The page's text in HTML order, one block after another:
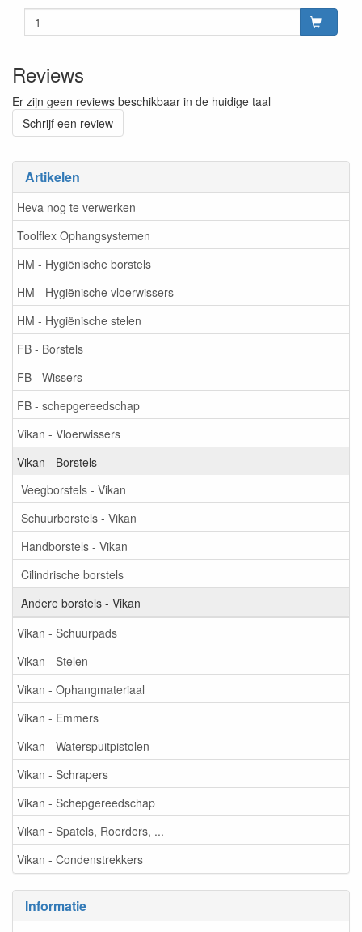
Artikelen
Heva nog te verwerken
Toolflex Ophangsystemen
HM - Hygiënische borstels
HM - Hygiënische vloerwissers
HM - Hygiënische stelen
FB - Borstels
FB - Wissers
FB - schepgereedschap
Vikan - Vloerwissers
Vikan - Borstels
Veegborstels - Vikan
Schuurborstels - Vikan
Handborstels - Vikan
Cilindrische borstels
Andere borstels - Vikan
Vikan - Schuurpads
Vikan - Stelen
Vikan - Ophangmateriaal
Vikan - Emmers
Vikan - Waterspuitpistolen
Vikan - Schrapers
Vikan - Schepgereedschap
Vikan - Spatels, Roerders, ...
Vikan - Condenstrekkers
Informatie
Reviews
Er zijn geen reviews beschikbaar in de huidige taal
Schrijf een review